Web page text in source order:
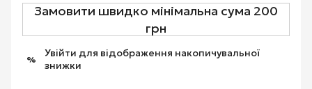
Замовити швидко мінімальна сума 200
грн
% Увійти для відображення накопичувальної
знижки